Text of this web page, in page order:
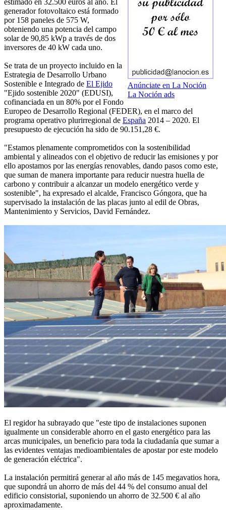
Anúnciate en La Noción
La Noción ads
estimado en 32.500 euros al año. El
generador fotovoltaico está formado
por 158 paneles de 575 W,
obteniendo una potencia del campo
solar de 90,85 kWp a través de dos
inversores de 40 kW cada uno.
Se trata de un proyecto incluido en la
Estrategia de Desarrollo Urbano
Sostenible e Integrado de El Ejido
"Ejido sostenible 2020" (EDUSI),
cofinanciada en un 80% por el Fondo
Europeo de Desarrollo Regional (FEDER), en el marco del
programa operativo plurirregional de España 2014 – 2020. El
presupuesto de ejecución ha sido de 90.151,28 €.
"Estamos plenamente comprometidos con la sostenibilidad
ambiental y alineados con el objetivo de reducir las emisiones y por
ello apostamos por las energías renovables, dando pasos como este,
que suman de manera importante para reducir nuestra huella de
carbono y contribuir a alcanzar un modelo energético verde y
sostenible", ha expresado el alcalde, Francisco Góngora, que ha
supervisado la instalación de las placas junto al edil de Obras,
Mantenimiento y Servicios, David Fernández.
El regidor ha subrayado que "este tipo de instalaciones suponen
igualmente un considerable ahorro en el gasto energético para las
arcas municipales, un beneficio para toda la ciudadanía que sumar a
las evidentes ventajas medioambientales de apostar por este modelo
de generación eléctrica".
La instalación permitirá generar al año más de 145 megavatios hora,
que supondrá un ahorro de más del 44 % del consumo anual del
edificio consistorial, suponiendo un ahorro de 32.500 € al año
aproximadamente.